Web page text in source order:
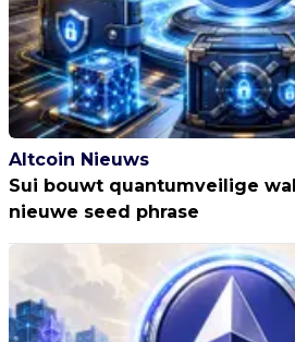
Altcoin Nieuws
Sui bouwt quantumveilige
nieuwe seed phrase